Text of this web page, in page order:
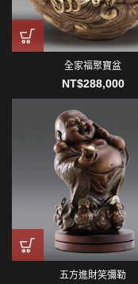
全家福聚寶盆
NT$288,000
五方進財笑彌勒